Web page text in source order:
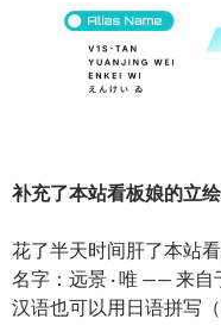
补充了本站看板娘的立
花了半天时间肝了本站
名字：远景 · 唯 —— 来
汉语也可以用日语拼写